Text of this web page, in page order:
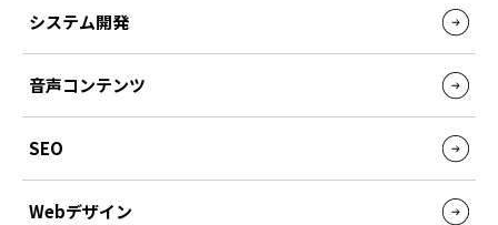
システム開発
音声コンテンツ
SEO
Webデザイン